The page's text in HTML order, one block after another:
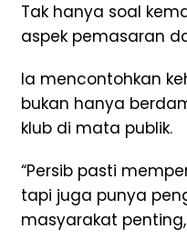
Tak hanya soal
aspek pemasaran
Ia mencontohkan
bukan hanya
klub di mata publik.
“Persib pasti
tapi juga punya
masyarakat